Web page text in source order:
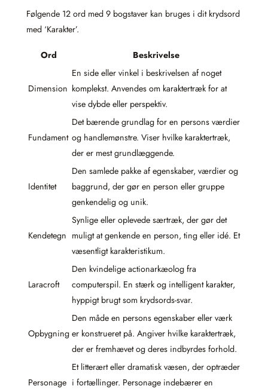
Følgende 12 ord med 9 bogstaver kan bruges i dit krydsord
med ‘Karakter’.
Ord Beskrivelse
Dimension
En side eller vinkel i beskrivelsen af noget
komplekst. Anvendes om karaktertræk for at
vise dybde eller perspektiv.
Fundament
Det bærende grundlag for en persons værdier
og handlemønstre. Viser hvilke karaktertræk,
der er mest grundlæggende.
Identitet
Den samlede pakke af egenskaber, værdier og
baggrund, der gør en person eller gruppe
genkendelig og unik.
Kendetegn
Synlige eller oplevede særtræk, der gør det
muligt at genkende en person, ting eller idé. Et
væsentligt karakteristikum.
Laracroft
Den kvindelige actionarkæolog fra
computerspil. En stærk og intelligent karakter,
hyppigt brugt som krydsords-svar.
Opbygning
Den måde en persons egenskaber eller værk
er konstrueret på. Angiver hvilke karaktertræk,
der er fremhævet og deres indbyrdes forhold.
Personage
Et litterært eller dramatisk væsen, der optræder
i fortællinger. Personage indebærer en